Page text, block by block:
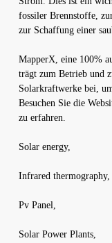
fossiler Brennstoffe,
zur Schaffung einer
MapperX, eine 100%
trägt zum Betrieb und
Solarkraftwerke bei,
Besuchen Sie die
zu erfahren.
Solar energy,
Infrared thermography,
Pv Panel,
Solar Power Plants,